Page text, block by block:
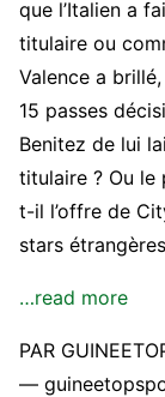
que l’Italien a
titulaire ou
Valence a
15 passes
Benitez de lui
titulaire ? Ou le
t-il l’offre de
stars
…read more
PAR
—